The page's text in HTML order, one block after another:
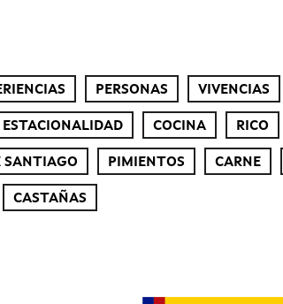
PERSONAS VIVENCIAS
ESTACIONALIDAD COCINA RICO
SANTIAGO PIMIENTOS CARNE
CASTAÑAS